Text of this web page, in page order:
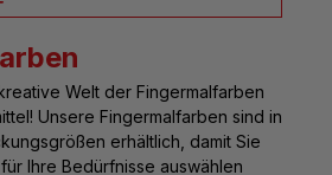
Welt der Fingermalfarben
Unsere Fingermalfarben sind in
erhältlich, damit Sie
Ihre Bedürfnisse auswählen